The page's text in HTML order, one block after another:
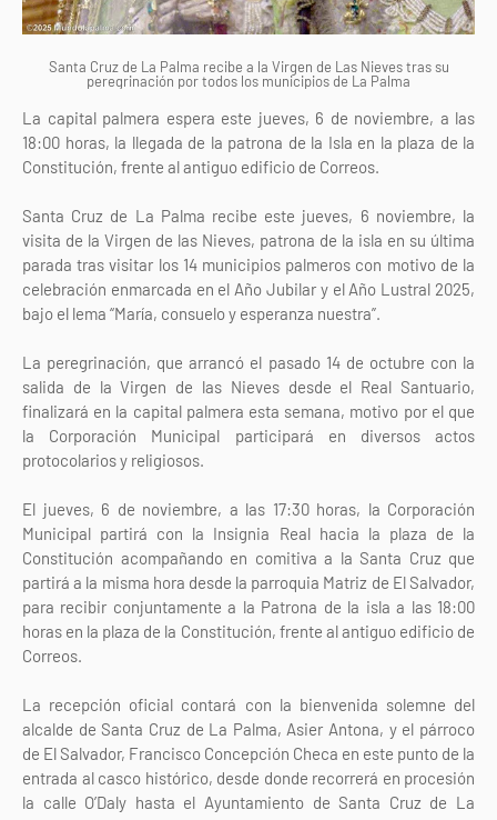
Santa Cruz de La Palma recibe a la Virgen de Las Nieves tras su
peregrinación por todos los municipios de La Palma
La capital palmera espera este jueves, 6 de noviembre, a las
18:00 horas, la llegada de la patrona de la Isla en la plaza de la
Constitución, frente al antiguo edificio de Correos.
Santa Cruz de La Palma recibe este jueves, 6 noviembre, la
visita de la Virgen de las Nieves, patrona de la isla en su última
parada tras visitar los 14 municipios palmeros con motivo de la
celebración enmarcada en el Año Jubilar y el Año Lustral 2025,
bajo el lema “María, consuelo y esperanza nuestra”.
La peregrinación, que arrancó el pasado 14 de octubre con la
salida de la Virgen de las Nieves desde el Real Santuario,
finalizará en la capital palmera esta semana, motivo por el que
la Corporación Municipal participará en diversos actos
protocolarios y religiosos.
El jueves, 6 de noviembre, a las 17:30 horas, la Corporación
Municipal partirá con la Insignia Real hacia la plaza de la
Constitución acompañando en comitiva a la Santa Cruz que
partirá a la misma hora desde la parroquia Matriz de El Salvador,
para recibir conjuntamente a la Patrona de la isla a las 18:00
horas en la plaza de la Constitución, frente al antiguo edificio de
Correos.
La recepción oficial contará con la bienvenida solemne del
alcalde de Santa Cruz de La Palma, Asier Antona, y el párroco
de El Salvador, Francisco Concepción Checa en este punto de la
entrada al casco histórico, desde donde recorrerá en procesión
la calle O’Daly hasta el Ayuntamiento de Santa Cruz de La